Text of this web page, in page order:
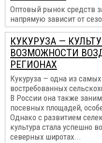
Оптовый рынок средств
напрямую зависит от
КУКУРУЗА —
ВОЗМОЖНОСТИ
РЕГИОНАХ
Кукуруза — одна из
востребованных
В России она также
посевных площадей,
Однако с развитием
культура стала успешно
северных широтах...